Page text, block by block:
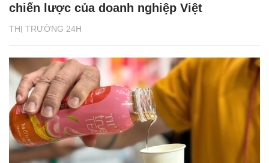
THỊ TRƯỜNG 24H
chiến lược của doanh nghiệp Việt